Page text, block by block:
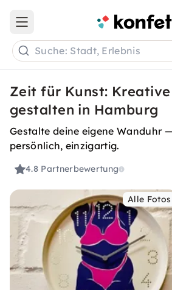
Open main menu
Suche: Stadt, Erlebnis
Zeit für Kunst:
gestalten in Hamburg
Gestalte deine eigene Wanduhr
persönlich, einzigartig.
4.8 Partnerbewertung
Alle Fotos